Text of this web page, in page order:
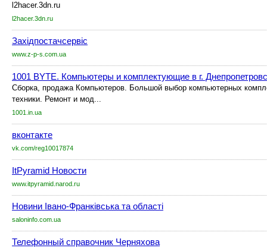
l2hacer.3dn.ru
l2hacer.3dn.ru
Західпостачсервіс
www.z-p-s.com.ua
1001 BYTE. Компьютеры и комплектующие в г.
Сборка, продажа Компьютеров. Большой выбор компьютерных
техники. Ремонт и мод...
1001.in.ua
вконтакте
vk.com/reg10017874
ItPyramid Новости
www.itpyramid.narod.ru
Новини Івано-Франківська та області
saloninfo.com.ua
Телефонный справочник Черняхова